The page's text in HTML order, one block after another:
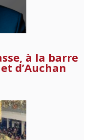
à la barre
d’Auchan